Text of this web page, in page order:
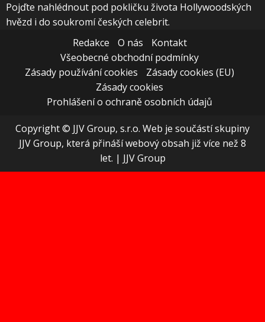
Pojďte nahlédnout pod pokličku života Hollywoodských
hvězd i do soukromí českých celebrit.
Redakce
O nás
Kontakt
Všeobecné obchodní podmínky
Zásady používání cookies
Zásady cookies (EU)
Zásady cookies
Prohlášení o ochraně osobních údajů
Copyright © JJV Group, s.r.o. Web je součástí skupiny
JJV Group, která přináší webový obsah již více než 8
let. | JJV Group